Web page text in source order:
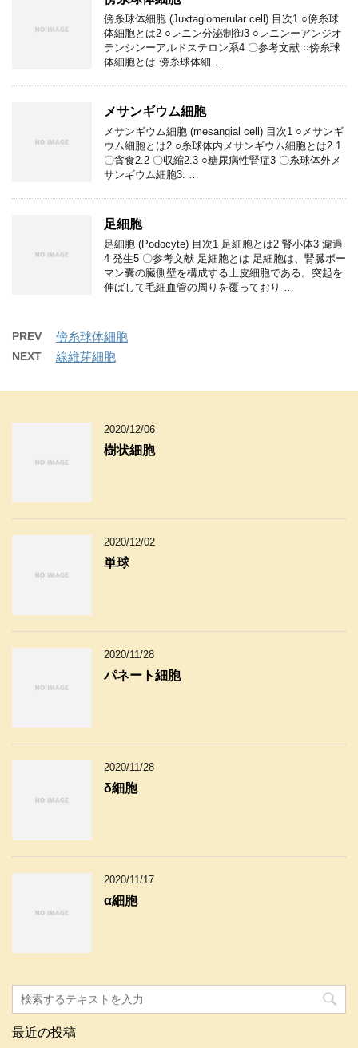
傍糸球体細胞 (Juxtaglomerular cell) 目次1 ○傍糸球
体細胞とは2 ○レニン分泌制御3 ○レニンーアンジオ
テンシンーアルドステロン系4 〇参考文献 ○傍糸球
体細胞とは 傍糸球体細 …
メサンギウム細胞
メサンギウム細胞 (mesangial cell) 目次1 ○メサンギ
ウム細胞とは2 ○糸球体内メサンギウム細胞とは2.1
〇貪食2.2 〇収縮2.3 ○糖尿病性腎症3 〇糸球体外メ
サンギウム細胞3. …
足細胞
足細胞 (Podocyte) 目次1 足細胞とは2 腎小体3 濾過
4 発生5 〇参考文献 足細胞とは 足細胞は、腎臓ボー
マン嚢の臓側壁を構成する上皮細胞である。突起を
伸ばして毛細血管の周りを覆っており …
PREV 傍糸球体細胞
NEXT 線維芽細胞
2020/12/06
樹状細胞
2020/12/02
単球
2020/11/28
パネート細胞
2020/11/28
δ細胞
2020/11/17
α細胞
最近の投稿